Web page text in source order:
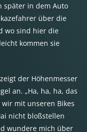
später in dem Auto
über die
wo sind hier die
kommen sie
der Höhenmesser
an. „Ha, ha, ha, das
mit unseren Bikes
nicht bloßstellen
wundere mich über